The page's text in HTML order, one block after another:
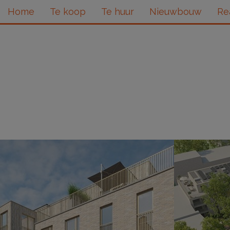
Home Te koop Te huur Nieuwbouw